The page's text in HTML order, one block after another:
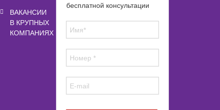
ВАКАНСИИ
В КРУПНЫХ
КОМПАНИЯХ
Гранты ССN
О ССN
Города для обучения
IFP центры
Статьи
Студенты
бесплатной консультации